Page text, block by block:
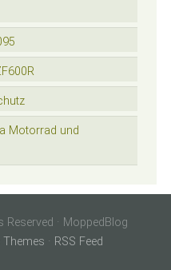
Motorrad und
· MoppedBlog
Themes · RSS Feed